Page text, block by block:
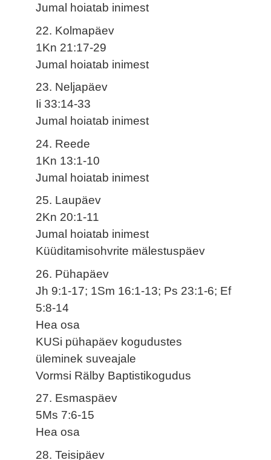
Jumal hoiatab inimest
22. Kolmapäev
1Kn 21:17-29
Jumal hoiatab inimest
23. Neljapäev
Ii 33:14-33
Jumal hoiatab inimest
24. Reede
1Kn 13:1-10
Jumal hoiatab inimest
25. Laupäev
2Kn 20:1-11
Jumal hoiatab inimest
Küüditamisohvrite mälestuspäev
26. Pühapäev
Jh 9:1-17; 1Sm 16:1-13; Ps 23:1-6; Ef
5:8-14
Hea osa
KUSi pühapäev kogudustes
üleminek suveajale
Vormsi Rälby Baptistikogudus
27. Esmaspäev
5Ms 7:6-15
Hea osa
28. Teisipäev